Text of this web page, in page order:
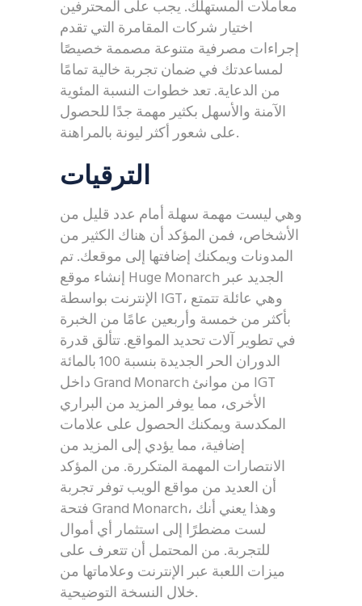
معاملات المستهلك. يجب على المحترفين
اختيار شركات المقامرة التي تقدم
إجراءات مصرفية متنوعة مصممة خصيصًا
لمساعدتك في ضمان تجربة خالية تمامًا
من الدعاية.تعد خطوات النسبة المئوية
الآمنة والأسهل بكثير مهمة جدًا للحصول
على شعور أكثر ليونة بالمراهنة.
الترقيات
وهي ليست مهمة سهلة أمام عدد قليل من
الأشخاص، فمن المؤكد أن هناك الكثير من
المدونات ويمكنك إضافتها إلى موقعك. تم
إنشاء موقع Huge Monarch الجديد عبر
الإنترنت بواسطة IGT، وهي عائلة تتمتع
بأكثر من خمسة وأربعين عامًا من الخبرة
في تطوير آلات تحديد المواقع. تتألق قدرة
الدوران الحر الجديدة بنسبة 100 بالمائة
داخل Grand Monarch من موانئ IGT
الأخرى، مما يوفر المزيد من البراري
المكدسة ويمكنك الحصول على علامات
إضافية، مما يؤدي إلى المزيد من
الانتصارات المهمة المتكررة. من المؤكد
أن العديد من مواقع الويب توفر تجربة
فتحة Grand Monarch، وهذا يعني أنك
لست مضطرًا إلى استثمار أي أموال
للتجربة. من المحتمل أن تتعرف على
ميزات اللعبة عبر الإنترنت وعلاماتها من
خلال النسخة التوضيحية.